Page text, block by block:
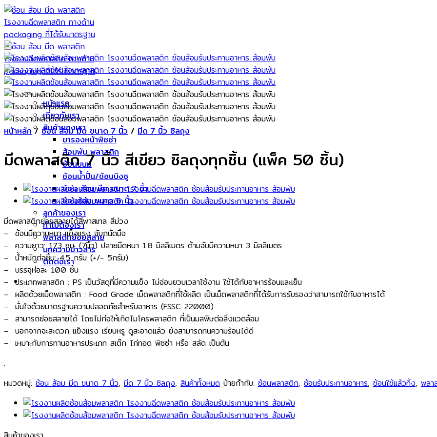
Skip
to
content
หน้าแรก
เกี่ยวกับเรา
สินค้าของเรา
ขารองหน้าพิซซ่า
ส้อมพับ พลาสติก
ช้อนขนม
ช้อนน้ำปั่น/ช้อนบิงซู
ช้อน ส้อม มีด ขนาด 7 นิ้ว
ช้อนส้อม ขนาด 6 นิ้ว
ลูกค้าของเรา
ทำไมต้องเรา
พลาสติกย่อยสลาย
บทความข่าวสาร
ติดต่อเรา
หน้าหลัก / ช้อน ส้อม มีด ขนาด 7 นิ้ว / มีด 7 นิ้ว ซิลถุง
มีดพลาสติก 7 นิ้ว สีเขียว ซิลถุงทุกชิ้น (แพ็ค 50 ชิ้น)
มีดพลาสติกย่อยสลายได้สีพาสเทล สีม่วง
– ช้อนมีความหนา แข็งแรง จับถนัดมือ
– ความยาว: 17.3 ซม. (7นิ้ว) ปลายมีดหนา 1.8 มิลลิเมตร ด้ามจับมีความหนา 3 มิลลิเมตร
– น้ำหนักต่อชิ้น: 4.5 กรัม (+/- 5กรัม)
– บรรจุห่อละ 100 ชิ้น
– ประเภทพลาสติก : PS เป็นวัสดุที่มีความแข็ง ไม่อ่อนยวบเวลาใช้งาน ใช้ได้กับอาหารร้อนและเย็น
– ผลิตด้วยเม็ดพลาสติก : Food Grade เม็ดพลาสติกที่ใช้ผลิต เป็นเม็ดพลาสติกที่ได้รับการรับรองว่าสามารถใช้กับอาหารได้
– มั่นใจด้วยมาตรฐานความปลอดภัยสำหรับอาหาร (FSSC 22000)
– สามารถย่อยสลายได้ โดยไม่ก่อให้เกิดไมโครพลาสติก ที่เป็นมลพิษต่อสิ่งแวดล้อม
– นอกจากจะสะดวก แข็งแรง เรียบหรู ดูสะอาดแล้ว ยังสามารถทนความร้อนได้ดี
– เหมาะกับการทานอาหารประเภท สเต๊ก ไก่ทอด พิซซ่า หรือ สลัด เป็นต้น
.
หมวดหมู่: ช้อน ส้อม มีด ขนาด 7 นิ้ว, มีด 7 นิ้ว ซิลถุง, สินค้าทั้งหมด ป้ายกำกับ: ช้อนพลาสติก, ช้อนรับประทานอาหาร, ช้อนใช้แล้วทิ้ง, พลา